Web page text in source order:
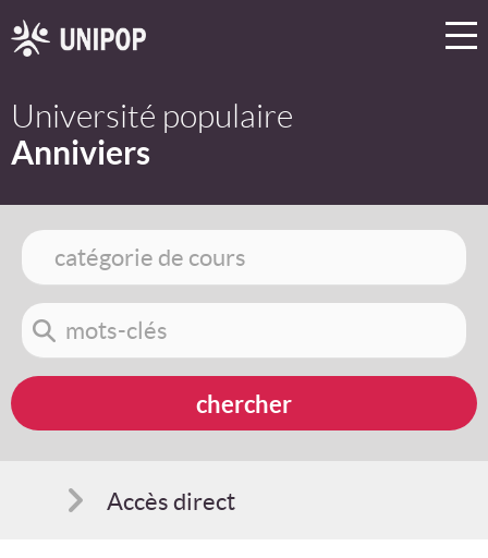
Université populaire
Anniviers
Accès direct